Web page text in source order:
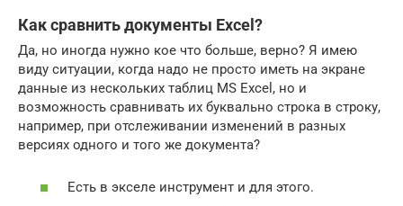
Как сравнить документы Excel?
Да, но иногда нужно кое что больше, верно? Я имею
виду ситуации, когда надо не просто иметь на экране
данные из нескольких таблиц MS Excel, но и
возможность сравнивать их буквально строка в строку,
например, при отслеживании изменений в разных
версиях одного и того же документа?
Есть в экселе инструмент и для этого.